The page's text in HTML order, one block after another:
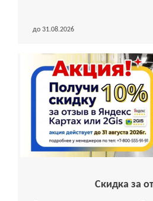
до 31.08.2026
Скидка за